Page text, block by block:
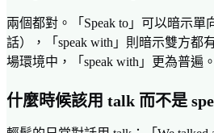
兩個都對。「Speak to」可以暗示
話），「speak with」則暗示雙方都
場環境中，「speak with」更為普遍。
什麼時候該用 talk 而不是